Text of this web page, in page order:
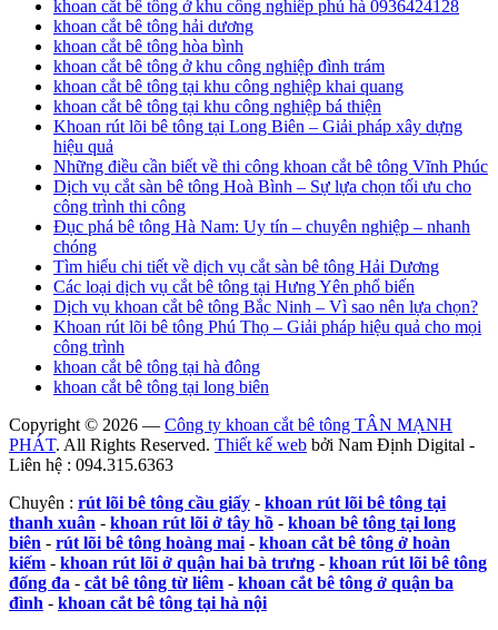
khoan cắt bê tông ở khu công nghiêp phú hà 0936424128
khoan cắt bê tông hải dương
khoan cắt bê tông hòa bình
khoan cắt bê tông ở khu công nghiệp đình trám
khoan cắt bê tông tại khu công nghiệp khai quang
khoan cắt bê tông tại khu công nghiệp bá thiện
Khoan rút lõi bê tông tại Long Biên – Giải pháp xây dựng
hiệu quả
Những điều cần biết về thi công khoan cắt bê tông Vĩnh Phúc
Dịch vụ cắt sàn bê tông Hoà Bình – Sự lựa chọn tối ưu cho
công trình thi công
Đục phá bê tông Hà Nam: Uy tín – chuyên nghiệp – nhanh
chóng
Tìm hiểu chi tiết về dịch vụ cắt sàn bê tông Hải Dương
Các loại dịch vụ cắt bê tông tại Hưng Yên phổ biến
Dịch vụ khoan cắt bê tông Bắc Ninh – Vì sao nên lựa chọn?
Khoan rút lõi bê tông Phú Thọ – Giải pháp hiệu quả cho mọi
công trình
khoan cắt bê tông tại hà đông
khoan cắt bê tông tại long biên
Copyright © 2026 — Công ty khoan cắt bê tông TÂN MẠNH
PHÁT. All Rights Reserved. Thiết kế web bởi Nam Định Digital -
Liên hệ : 094.315.6363
Chuyên : rút lõi bê tông cầu giấy - khoan rút lõi bê tông tại
thanh xuân - khoan rút lõi ở tây hồ - khoan bê tông tại long
biên - rút lõi bê tông hoàng mai - khoan cắt bê tông ở hoàn
kiếm - khoan rút lõi ở quận hai bà trưng - khoan rút lõi bê tông
đống đa - cắt bê tông từ liêm - khoan cắt bê tông ở quận ba
đình - khoan cắt bê tông tại hà nội